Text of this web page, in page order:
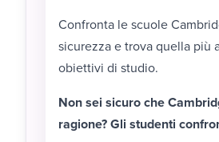
Confronta le scuole
sicurezza e trova quella più
obiettivi di studio.
Non sei sicuro che
ragione? Gli studenti